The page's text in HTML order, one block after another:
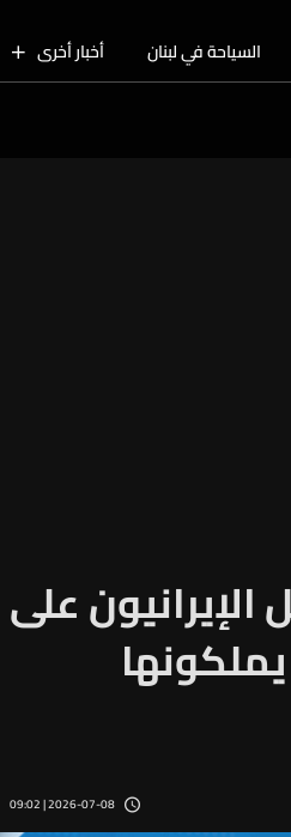
السياحة في لبنان أخبار أخرى
على
2026-07-08 | 09:02